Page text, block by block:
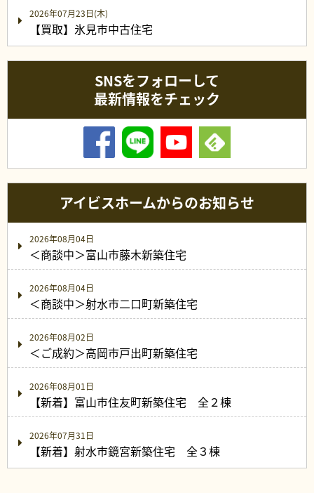
2026年07月23日(木)
【買取】氷見市中古住宅
SNSをフォローして
最新情報をチェック
アイビスホームからのお知らせ
2026年08月04日
＜商談中＞富山市藤木新築住宅
2026年08月04日
＜商談中＞射水市二口町新築住宅
2026年08月02日
＜ご成約＞高岡市戸出町新築住宅
2026年08月01日
【新着】富山市住友町新築住宅 全２棟
2026年07月31日
【新着】射水市鏡宮新築住宅 全３棟